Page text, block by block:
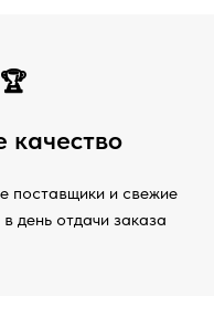
🏆
качество
поставщики и свежие
день отдачи заказа